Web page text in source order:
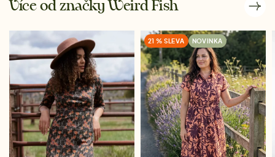
Více od značky Weird Fish
21 % SLEVA NOVINKA